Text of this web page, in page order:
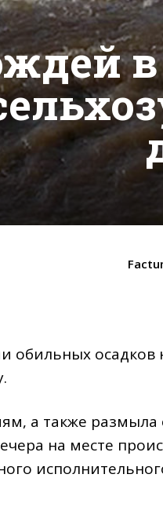
обильных
а также
на месте